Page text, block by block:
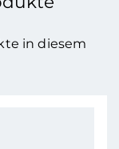
in diesem